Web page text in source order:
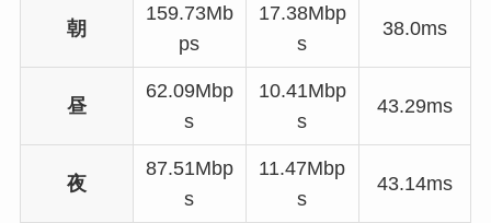
朝
159.73Mb
ps
17.38Mbp
s
38.0ms
昼
62.09Mbp
s
10.41Mbp
s
43.29ms
夜
87.51Mbp
s
11.47Mbp
s
43.14ms